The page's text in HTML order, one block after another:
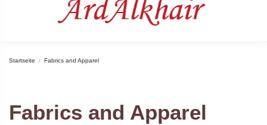
Startseite Fabrics and Apparel
Fabrics and Apparel